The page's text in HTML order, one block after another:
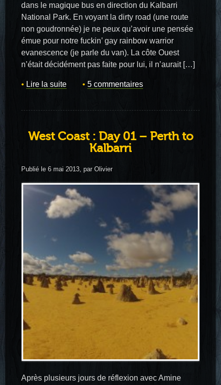
dans le magique bus en direction du Kalbarri
National Park. En voyant la dirty road (une route
non goudronnée) je ne peux qu’avoir une pensée
émue pour notre fuckin’ gay rainbow warrior
evanescence (je parle du van). La côte Ouest
n’était décidément pas faite pour lui, il n’aurait […]
Lire la suite 5 commentaires
West Coast : Day 01 – Perth to
Kalbarri
Publié le 6 mai 2013, par Olivier
Après plusieurs jours de réflexion avec Amine